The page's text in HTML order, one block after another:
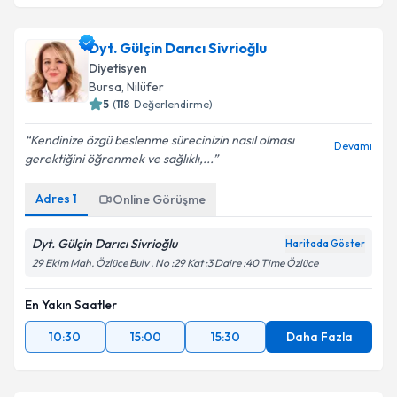
Dyt. Gülçin Darıcı Sivrioğlu
Diyetisyen
Bursa, Nilüfer
5 (118 Değerlendirme)
Kendinize özgü beslenme sürecinizin nasıl olması
gerektiğini öğrenmek ve sağlıklı,...
Devamı
Adres 1 Online Görüşme
Dyt. Gülçin Darıcı Sivrioğlu Haritada Göster
29 Ekim Mah. Özlüce Bulv . No :29 Kat :3 Daire :40 Time Özlüce
En Yakın Saatler
10:30
15:00 15:30 Daha Fazla